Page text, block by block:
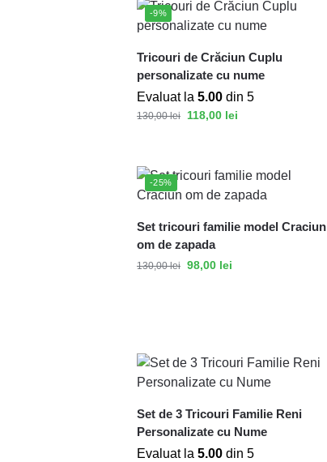
-9%
Tricouri de Crăciun Cuplu
personalizate cu nume
Evaluat la 5.00 din 5
130,00lei 118,00 lei
-25%
Set tricouri familie model Craciun
om de zapada
130,00lei 98,00 lei
Set de 3 Tricouri Familie Reni
Personalizate cu Nume
Evaluat la 5.00 din 5